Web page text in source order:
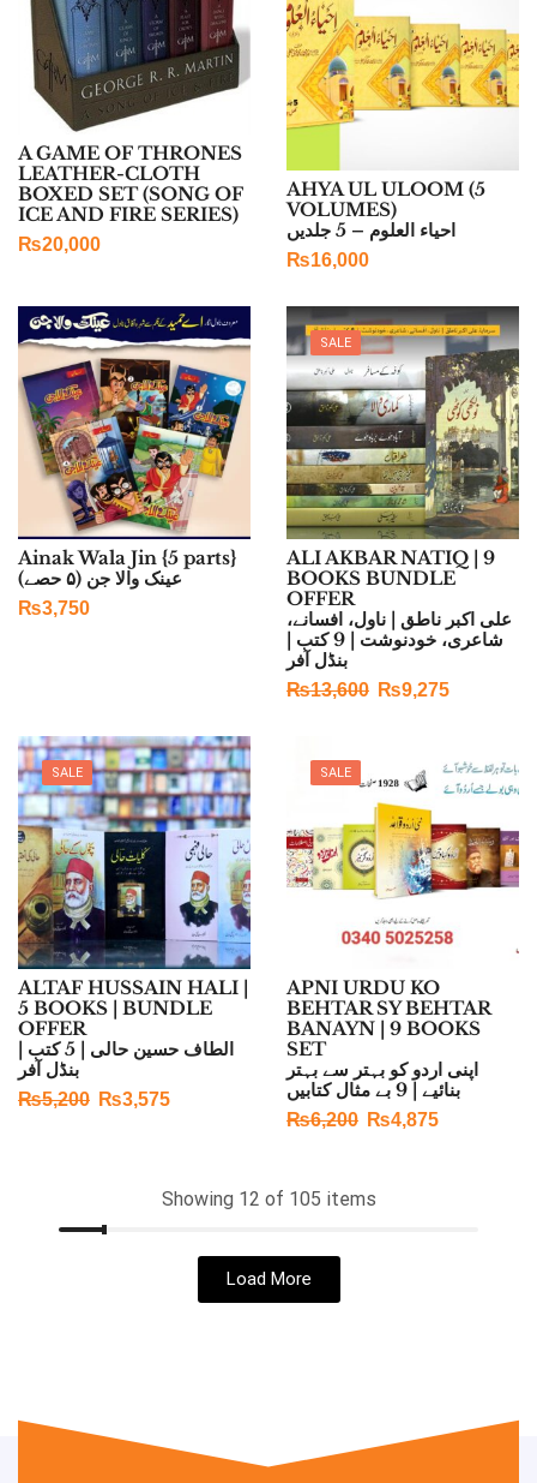
A GAME OF THRONES
LEATHER-CLOTH
BOXED SET (SONG OF
ICE AND FIRE SERIES)
₨20,000
AHYA UL ULOOM (5
VOLUMES)
احیاء العلوم – 5 جلدیں
₨16,000
Ainak Wala Jin {5 parts}
عینک والا جن (۵ حصے)
₨3,750
SALE
ALI AKBAR NATIQ | 9
BOOKS BUNDLE
OFFER
علی اکبر ناطق | ناول، افسانے،
شاعری، خودنوشت | 9 کتب |
بنڈل آفر
₨13,600 ₨9,275
SALE
ALTAF HUSSAIN HALI |
5 BOOKS | BUNDLE
OFFER
الطاف حسین حالی | 5 کتب |
بنڈل آفر
₨5,200 ₨3,575
SALE
APNI URDU KO
BEHTAR SY BEHTAR
BANAYN | 9 BOOKS
SET
اپنی اردو کو بہتر سے بہتر
بنائیے | 9 بے مثال کتابیں
₨6,200 ₨4,875
Showing 12 of 105 items
Load More